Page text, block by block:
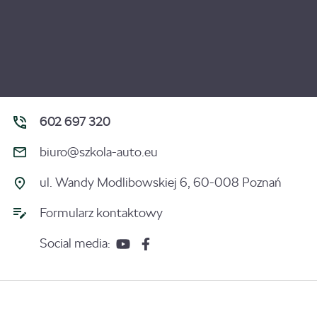
602 697 320
biuro@szkola-auto.eu
ul. Wandy Modlibowskiej 6, 60-008 Poznań
Formularz kontaktowy
Social media: